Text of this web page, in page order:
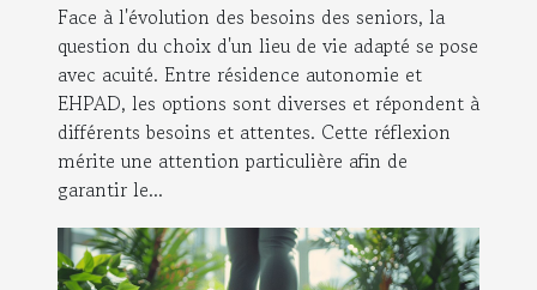
Face à l'évolution des besoins des seniors, la
question du choix d'un lieu de vie adapté se pose
avec acuité. Entre résidence autonomie et
EHPAD, les options sont diverses et répondent à
différents besoins et attentes. Cette réflexion
mérite une attention particulière afin de
garantir le...